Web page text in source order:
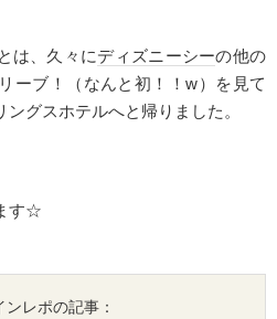
は、久々にディズニーシーの他の
ーブ！（なんと初！！w）を見て
グスホテルへと帰りました。
す☆
ンレポの記事：